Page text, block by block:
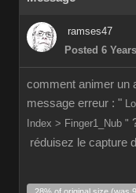
ramses47
Posted 6
comment animer un
message erreur : "
Index > Finger1_Nub "
réduisez le capture